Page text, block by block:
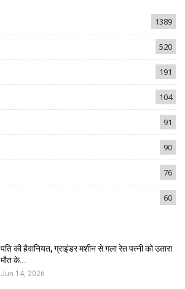
1389
520
191
104
91
90
76
60
पति की हैवानियत, ग्राइंडर मशीन से गला रेत पत्नी को उतारा
मौत के…
Jun 14, 2026